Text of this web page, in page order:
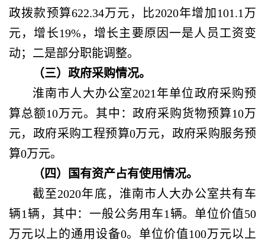
政拨款预算622.34万元，比2020年增加101.1万
元，增长19%，增长主要原因一是人员工资变
动；二是部分职能调整。
（三）政府采购情况。
淮南市人大办公室2021年单位政府采购预
算总额10万元。其中：政府采购货物预算10万
元，政府采购工程预算0万元，政府采购服务预
算0万元。
（四）国有资产占有使用情况。
截至2020年底，淮南市人大办公室共有车
辆1辆，其中：一般公务用车1辆。单位价值50
万元以上的通用设备0。单位价值100万元以上